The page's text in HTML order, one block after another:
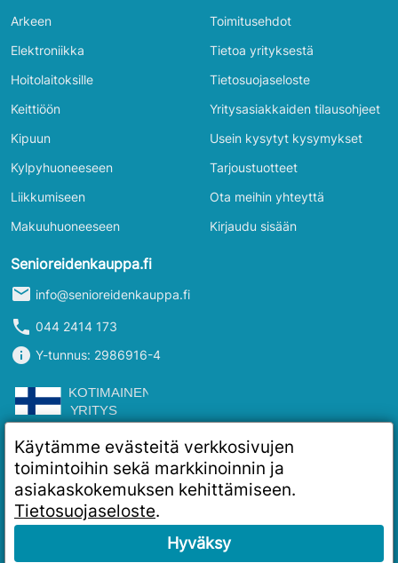
Arkeen
Elektroniikka
Hoitolaitoksille
Keittiöön
Kipuun
Kylpyhuoneeseen
Liikkumiseen
Makuuhuoneeseen
Toimitusehdot
Tietoa yrityksestä
Tietosuojaseloste
Yritysasiakkaiden tilausohjeet
Usein kysytyt kysymykset
Tarjoustuotteet
Ota meihin yhteyttä
Kirjaudu sisään
Senioreidenkauppa.fi
mail info@senioreidenkauppa.fi
phone 044 2414 173
info Y-tunnus: 2986916-4
Käytämme evästeitä verkkosivujen
toimintoihin sekä markkinoinnin ja
asiakaskokemuksen kehittämiseen.
Tietosuojaseloste.
Hyväksy